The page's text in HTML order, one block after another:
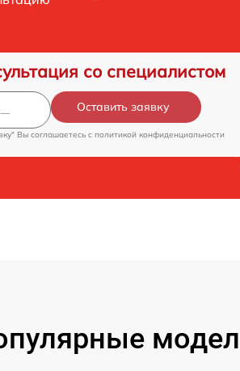
со специалистом
Оставить заявку
Вы соглашаетесь c политикой конфиденциальности